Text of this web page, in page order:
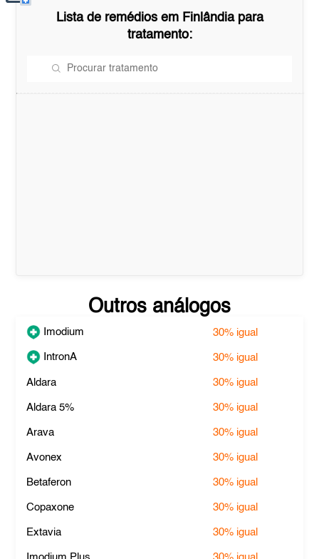
Lista de remédios em Finlândiapara
tratamento:
Outros análogos
Imodium 30% igual
IntronA 30% igual
Aldara 30% igual
Aldara 5% 30% igual
Arava 30% igual
Avonex 30% igual
Betaferon 30% igual
Copaxone 30% igual
Extavia 30% igual